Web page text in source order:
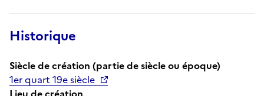
Historique
Siècle de création (partie de siècle ou époque)
1er quart 19e siècle